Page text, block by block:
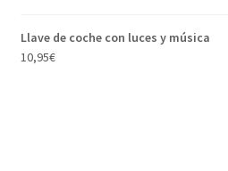
Llave de coche con luces y música
10,95€